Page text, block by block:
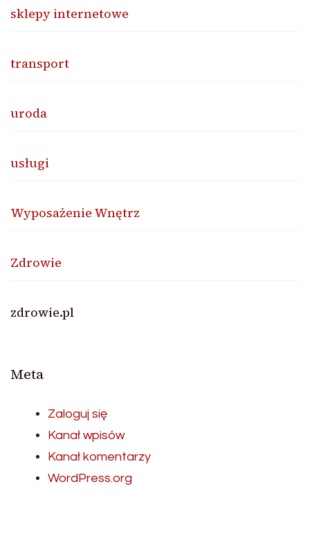
sklepy internetowe
transport
uroda
usługi
Wyposażenie Wnętrz
Zdrowie
zdrowie.pl
Meta
Zaloguj się
Kanał wpisów
Kanał komentarzy
WordPress.org